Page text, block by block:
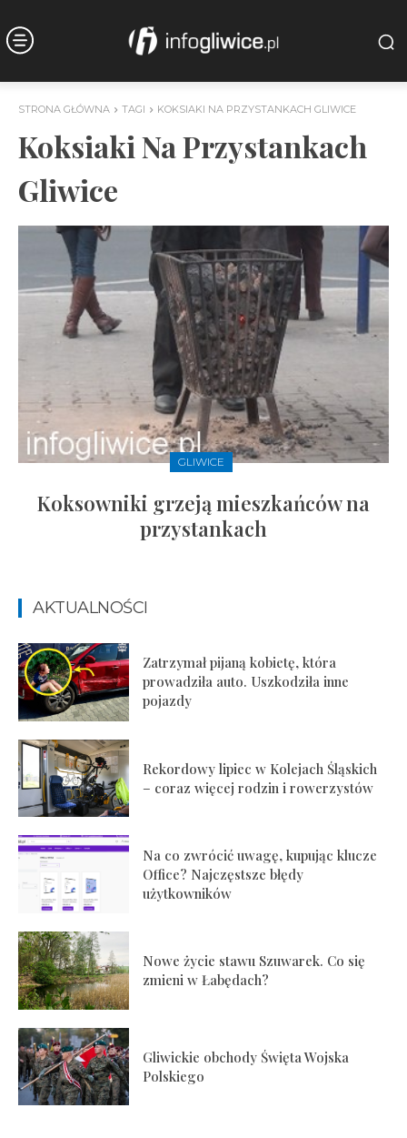
STRONA GŁÓWNA TAGI KOKSIAKI NA PRZYSTANKACH GLIWICE
Koksiaki Na Przystankach
Gliwice
GLIWICE
Koksowniki grzeją mieszkańców na
przystankach
AKTUALNOŚCI
Zatrzymał pijaną kobietę, która
prowadziła auto. Uszkodziła inne
pojazdy
Rekordowy lipiec w Kolejach Śląskich
– coraz więcej rodzin i rowerzystów
Na co zwrócić uwagę, kupując klucze
Office? Najczęstsze błędy
użytkowników
Nowe życie stawu Szuwarek. Co się
zmieni w Łabędach?
Gliwickie obchody Święta Wojska
Polskiego